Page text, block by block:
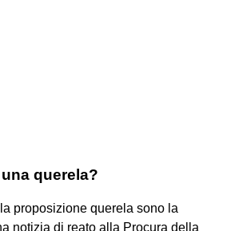
querela?
proposizione querela sono la
notizia di reato alla Procura della